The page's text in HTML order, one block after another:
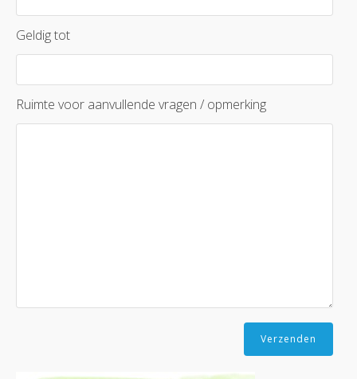
Geldig tot
Ruimte voor aanvullende vragen / opmerking